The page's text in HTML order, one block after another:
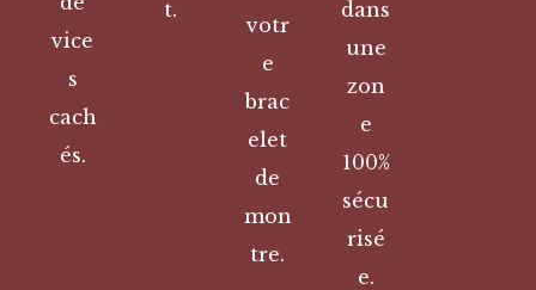
vice
s
cach
és.
t.
votr
e
brac
elet
de
mon
tre.
dans
une
zon
e
100%
sécu
risé
e.